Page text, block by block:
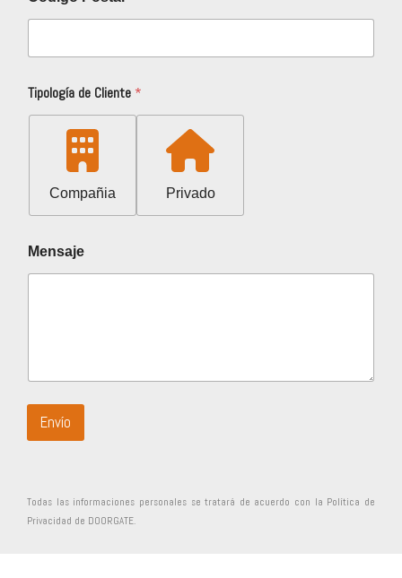
Tipología de Cliente *
Compañia Privado
*
*
Mensaje
Envío
Todas las informaciones personales se tratará de acuerdo con la Política de
Privacidad de DOORGATE.